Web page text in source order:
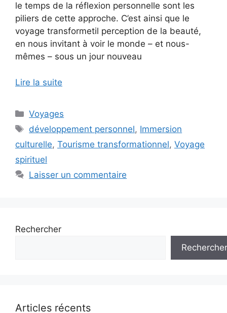
le temps de la réflexion personnelle sont les
piliers de cette approche. C’est ainsi que le
voyage transformetil perception de la beauté,
en nous invitant à voir le monde – et nous-
mêmes – sous un jour nouveau
Lire la suite
Catégories
Voyages
Étiquettes
développement personnel, Immersion
culturelle, Tourisme transformationnel, Voyage
spirituel
Laisser un commentaire
Rechercher
Rechercher
Articles récents